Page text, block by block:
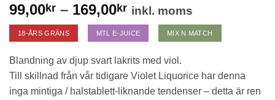
99,00kr – 169,00krPrisintervall:
99,00kr
till
169,00kr
inkl. moms
18-ÅRS GRÄNS MTL E-JUICE MIX N MATCH
Blandning av djup svart lakrits med viol.
Till skillnad från vår tidigare Violet Liquorice har denna
inga mintiga / halstablett-liknande tendenser – detta är ren